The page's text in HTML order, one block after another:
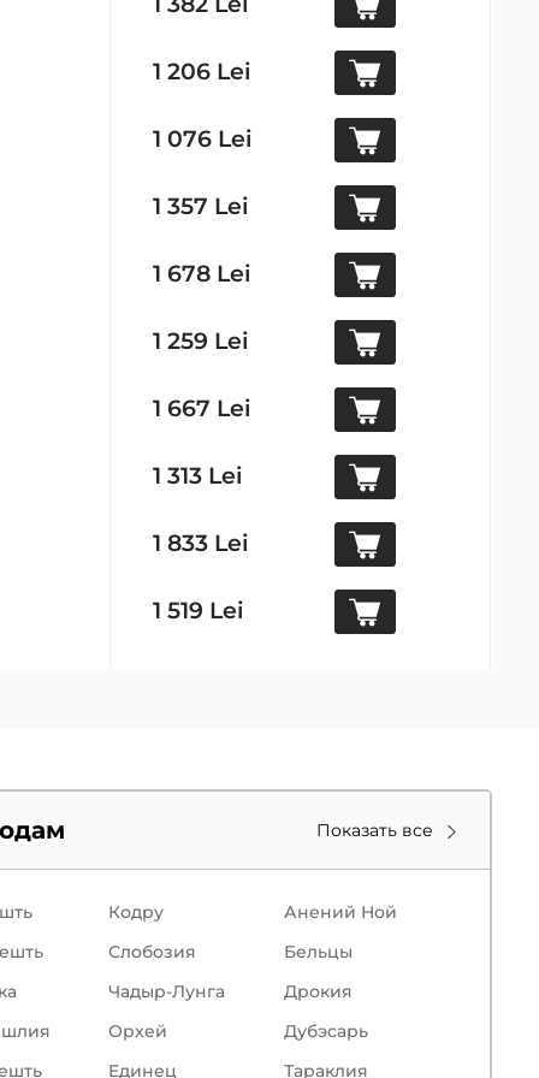
1 206 Lei
1 076 Lei
1 357 Lei
1 678 Lei
1 259 Lei
1 667 Lei
1 313 Lei
1 833 Lei
1 519 Lei
Показать все
Кодру
Анений Ной
Слобозия
Бельцы
Чадыр-Лунга
Дрокия
Орхей
Дубэсарь
Единец Тараклия